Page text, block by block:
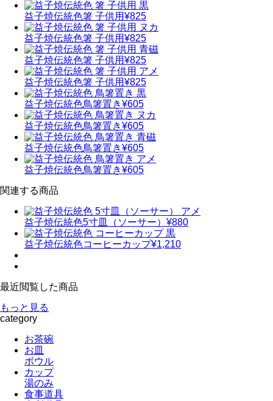
益子焼伝統色箸 子供用¥825
益子焼伝統色箸 子供用¥825
益子焼伝統色箸 子供用¥825
益子焼伝統色箸 子供用¥825
益子焼伝統色鳥箸置き¥605
益子焼伝統色鳥箸置き¥605
益子焼伝統色鳥箸置き¥605
益子焼伝統色鳥箸置き¥605
関連する商品
益子焼伝統色5寸皿（ソーサー） ¥880
益子焼伝統色コーヒーカップ¥1,210
最近閲覧した商品
もっと見る
category
お茶碗
お皿
ボウル
カップ
湯のみ
食事道具